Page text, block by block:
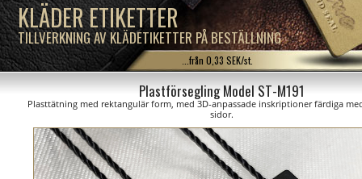
KLÄDER ETIKETTER
TILLVERKNING AV KLÄDETIKETTER PÅ BESTÄLLNING
...från 0,33 SEK/st.
Plastförsegling Model ST-M191
Plasttätning med rektangulär form, med 3D-anpassade inskriptioner färdiga
sidor.